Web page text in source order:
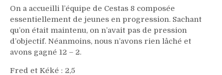
On a accueilli l’équipe de Cestas 8 composée
essentiellement de jeunes en progression. Sachant
qu’on était maintenu, on n’avait pas de pression
d’objectif. Néanmoins, nous n’avons rien lâché et
avons gagné 12 – 2.
Fred et Kéké : 2,5